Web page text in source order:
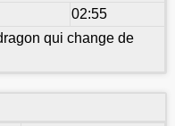
02:55
qui change de